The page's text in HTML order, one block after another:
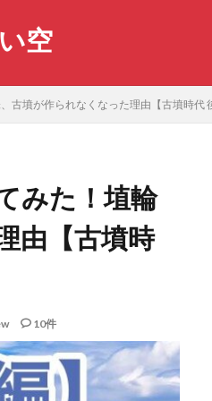
空
古墳が作られなくなった理由【古墳時代
みた！埴輪
由【古墳時
10件